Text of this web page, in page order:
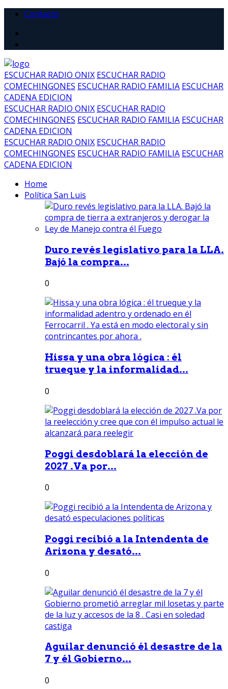
Contacto
ESCUCHAR RADIO ONIX ESCUCHAR RADIO
COMECHINGONES ESCUCHAR RADIO FAMILIA ESCUCHAR
CADENA EDICION
ESCUCHAR RADIO ONIX ESCUCHAR RADIO
COMECHINGONES ESCUCHAR RADIO FAMILIA ESCUCHAR
CADENA EDICION
ESCUCHAR RADIO ONIX ESCUCHAR RADIO
COMECHINGONES ESCUCHAR RADIO FAMILIA ESCUCHAR
CADENA EDICION
Home
Política San Luis
Duro revés legislativo para la LLA.
Bajó la compra...
0
Hissa y una obra lógica : él
trueque y la informalidad...
0
Poggi desdoblará la elección de
2027 .Va por...
0
Poggi recibió a la Intendenta de
Arizona y desató...
0
Aguilar denunció él desastre de la
7 y él Gobierno...
0